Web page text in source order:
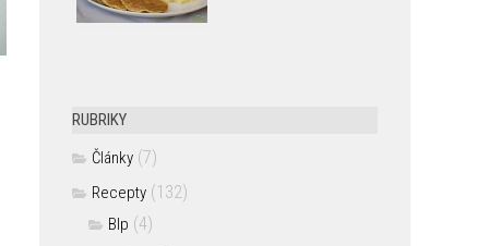
RUBRIKY
Články (7)
Recepty (132)
Blp (4)